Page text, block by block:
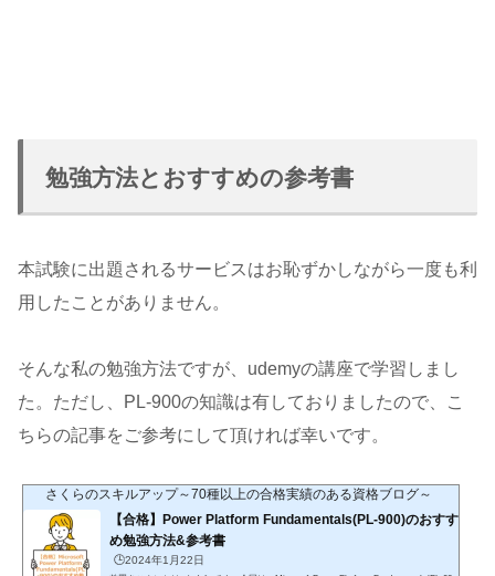
勉強方法とおすすめの参考書
本試験に出題されるサービスはお恥ずかしながら一度も利
用したことがありません。
そんな私の勉強方法ですが、udemyの講座で学習しまし
た。ただし、PL-900の知識は有しておりましたので、こ
ちらの記事をご参考にして頂ければ幸いです。
さくらのスキルアップ～70種以上の合格実績のある資格ブログ～
【合格】Power Platform Fundamentals(PL-900)のおすす
め勉強方法&参考書
🕒️2024年1月22日